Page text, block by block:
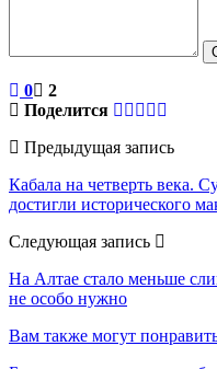
0
2
Поделится
Предыдущая запись
Кабала на четверть века.
достигли исторического
Следующая запись
На Алтае стало меньше
не особо нужно
Вам также могут